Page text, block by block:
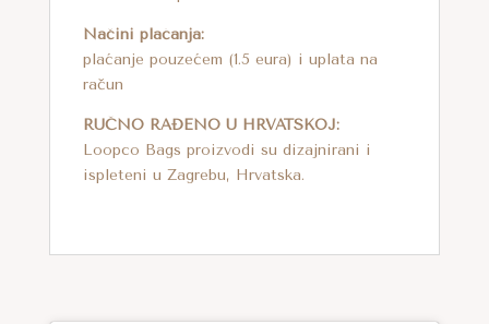
Načini plaćanja:
plaćanje pouzećem (1.5 eura) i uplata na
račun
RUČNO RAĐENO U HRVATSKOJ:
Loopco Bags proizvodi su dizajnirani i
ispleteni u Zagrebu, Hrvatska.